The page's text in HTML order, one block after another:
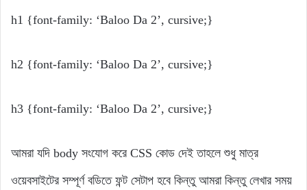
h1 {font-family: ‘Baloo Da 2’, cursive;}
h2 {font-family: ‘Baloo Da 2’, cursive;}
h3 {font-family: ‘Baloo Da 2’, cursive;}
আমরা যদি body সংযোগ করে CSS কোড দেই তাহলে শুধু মাত্র
ওয়েবসাইটের সম্পূর্ণ বডিতে ফন্ট সেটাপ হবে কিন্তু আমরা কিন্তু লেখার সময়